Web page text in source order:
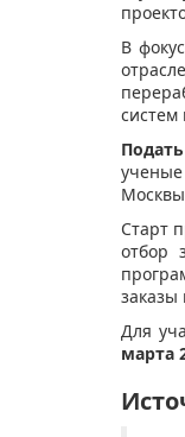
В
систем
Старт
отбор
Для
марта